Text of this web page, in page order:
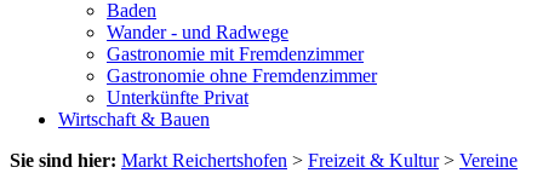
Baden
Wander - und Radwege
Gastronomie mit Fremdenzimmer
Gastronomie ohne Fremdenzimmer
Unterkünfte Privat
Wirtschaft & Bauen
Sie sind hier: Markt Reichertshofen > Freizeit & Kultur> Vereine